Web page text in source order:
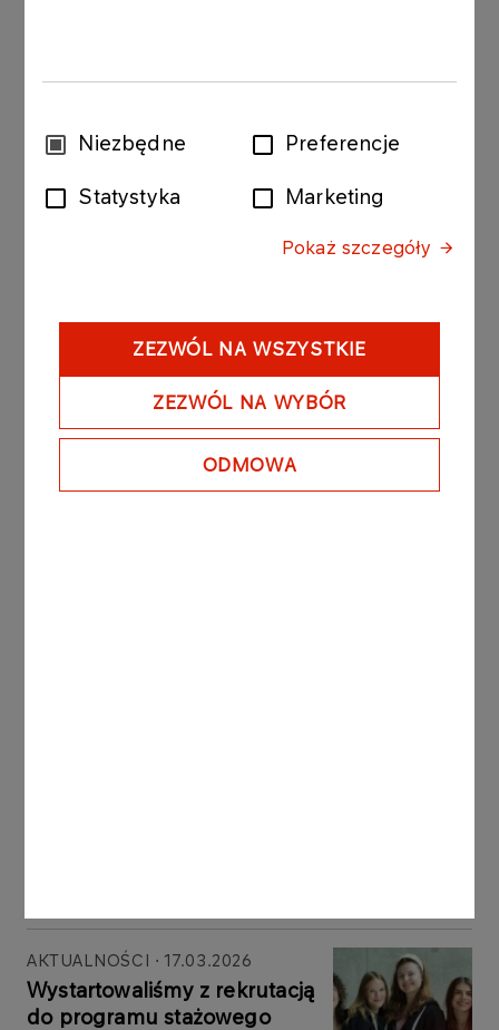
WybórNiezbędne Preferencje
Statystyka Marketing
Pokaż szczegóły
ZEZWÓL NA WSZYSTKIE
ZEZWÓL NA WYBÓR
ODMOWA
Inne aktualności
AKTUALNOŚCI 10.06.2026
AKTUALNOŚCI 17.03.2026
Wystartowaliśmy z rekrutacją
do programu stażowego